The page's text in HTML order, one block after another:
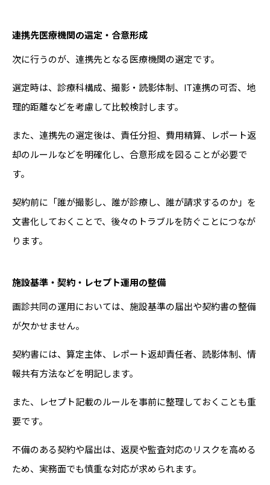
連携先医療機関の選定・合意形成
次に行うのが、連携先となる医療機関の選定です。
選定時は、診療科構成、撮影・読影体制、IT連携の可否、地
理的距離などを考慮して比較検討します。
また、連携先の選定後は、責任分担、費用精算、レポート返
却のルールなどを明確化し、合意形成を図ることが必要で
す。
契約前に「誰が撮影し、誰が診療し、誰が請求するのか」を
文書化しておくことで、後々のトラブルを防ぐことにつなが
ります。
施設基準・契約・レセプト運用の整備
画診共同の運用においては、施設基準の届出や契約書の整備
が欠かせません。
契約書には、算定主体、レポート返却責任者、読影体制、情
報共有方法などを明記します。
また、レセプト記載のルールを事前に整理しておくことも重
要です。
不備のある契約や届出は、返戻や監査対応のリスクを高める
ため、実務面でも慎重な対応が求められます。